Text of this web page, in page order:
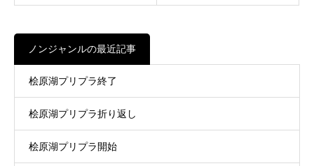
ノンジャンルの最近記事
桧原湖プリプラ終了
桧原湖プリプラ折り返し
桧原湖プリプラ開始